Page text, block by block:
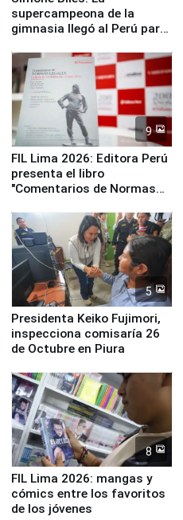
supercampeona de la
gimnasia llegó al Perú para
Panamericanos Lima 2027
9
FIL Lima 2026: Editora Perú
presenta el libro
"Comentarios de Normas
Derecho Colectivo"
5
Presidenta Keiko Fujimori,
inspecciona comisaría 26
de Octubre en Piura
8
FIL Lima 2026: mangas y
cómics entre los favoritos
de los jóvenes